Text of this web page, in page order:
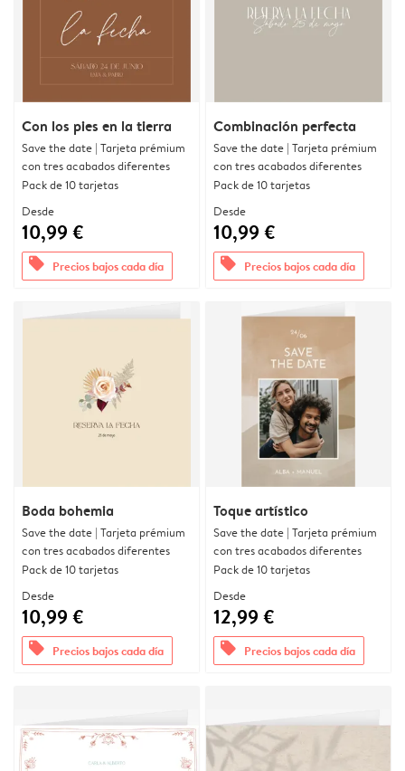
Con los pies en la tierra
Save the date | Tarjeta prémium
con tres acabados diferentes
Pack de 10 tarjetas
Desde
10,99 €
offers Precios bajos cada día
Combinación perfecta
Save the date | Tarjeta prémium
con tres acabados diferentes
Pack de 10 tarjetas
Desde
10,99 €
offers Precios bajos cada día
Boda bohemia
Save the date | Tarjeta prémium
con tres acabados diferentes
Pack de 10 tarjetas
Desde
10,99 €
offers Precios bajos cada día
Toque artístico
Save the date | Tarjeta prémium
con tres acabados diferentes
Pack de 10 tarjetas
Desde
12,99 €
offers Precios bajos cada día